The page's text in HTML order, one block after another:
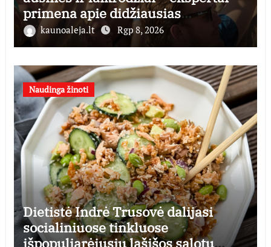
primena apie didžiausias
finansines rizikas
kaunoaleja.lt Rgp 8, 2026
Naudinga žinoti
Dietistė Indrė Trusovė dalijasi
socialiniuose tinkluose
išpopuliarėjusiu lašišos salotų